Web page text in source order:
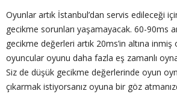
Oyunlar artık İstanbul’dan servis edileceği
gecikme sorunları yaşamayacak. 60-90ms
gecikme değerleri artık 20ms’in altına
oyuncular oyunu daha fazla eş zamanlı
Siz de düşük gecikme değerlerinde oyun
çıkarmak istiyorsanız oyuna bir göz